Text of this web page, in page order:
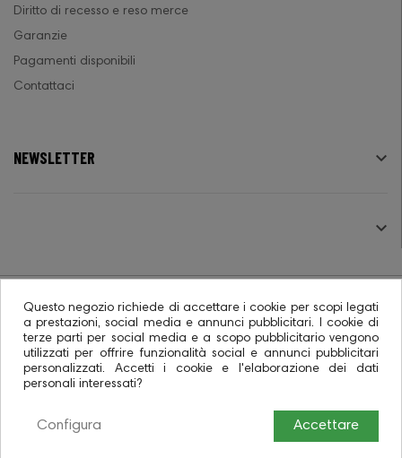
0
Diritto di recesso e reso merce
Garanzie
Pagamenti disponibili
Contattaci
NEWSLETTER 

© 2026 - Ecommerce software CO.RA. SpA
Questo negozio richiede di accettare i cookie per scopi legati
a prestazioni, social media e annunci pubblicitari. I cookie di
terze parti per social media e a scopo pubblicitario vengono
utilizzati per offrire funzionalità social e annunci pubblicitari
personalizzati. Accetti i cookie e l'elaborazione dei dati
personali interessati?
Accettare
Configura